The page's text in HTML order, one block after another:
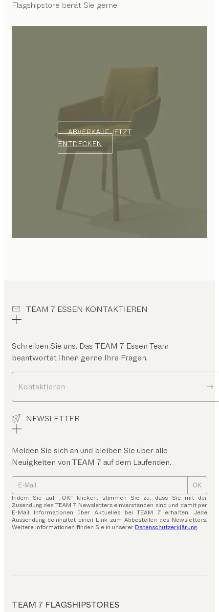
Flagshipstore berät Sie gerne!
ABVERKAUF JETZT
ENTDECKEN
TEAM 7 ESSEN KONTAKTIEREN
Schreiben Sie uns. Das TEAM 7 Essen Team
beantwortet Ihnen gerne Ihre Fragen.
Kontaktieren
NEWSLETTER
Melden Sie sich an und bleiben Sie über alle
Neuigkeiten von TEAM 7 auf dem Laufenden.
OK
Indem Sie auf „OK“ klicken, stimmen Sie zu, dass Sie mit der
Zusendung des TEAM 7 Newsletters einverstanden sind und damit per
E-Mail Informationen über Aktuelles bei TEAM 7 erhalten. Jede
Aussendung beinhaltet einen Link zum Abbestellen des Newsletters.
Weitere Informationen finden Sie in unserer Datenschutzerklärung.
TEAM 7 FLAGSHIPSTORES